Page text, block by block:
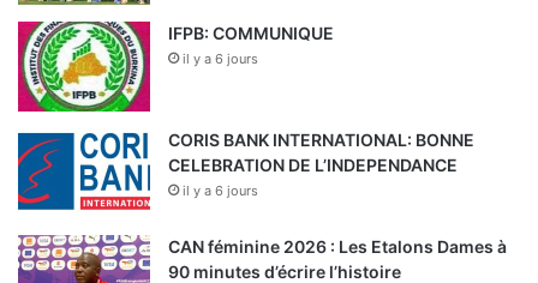
IFPB: COMMUNIQUE
il y a 6 jours
CORIS BANK INTERNATIONAL: BONNE
CELEBRATION DE L’INDEPENDANCE
il y a 6 jours
CAN féminine 2026 : Les Etalons Dames à
90 minutes d’écrire l’histoire